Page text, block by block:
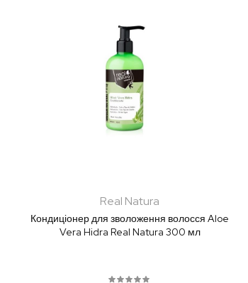
Real Natura
Кондиціонер для зволоження волосся Aloe
Vera Hidra Real Natura 300 мл